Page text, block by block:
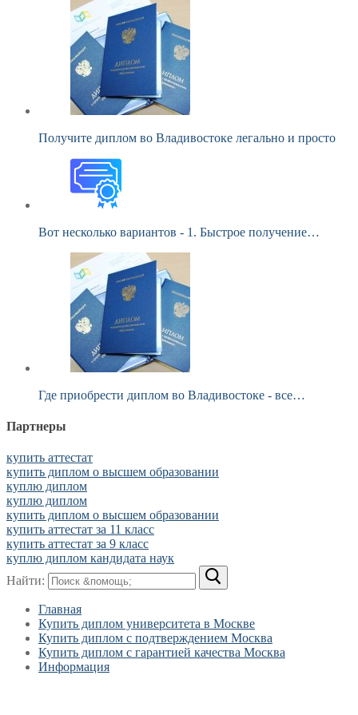
Получите диплом во Владивостоке легально и просто
Вот несколько вариантов - 1. Быстрое получение…
Где приобрести диплом во Владивостоке - все…
Партнеры
купить аттестат
купить диплом о высшем образовании
куплю диплом
куплю диплом
купить диплом о высшем образовании
купить аттестат за 11 класс
купить аттестат за 9 класс
куплю диплом кандидата наук
Найти:
Главная
Купить диплом университета в Москве
Купить диплом с подтверждением Москва
Купить диплом с гарантией качества Москва
Информация